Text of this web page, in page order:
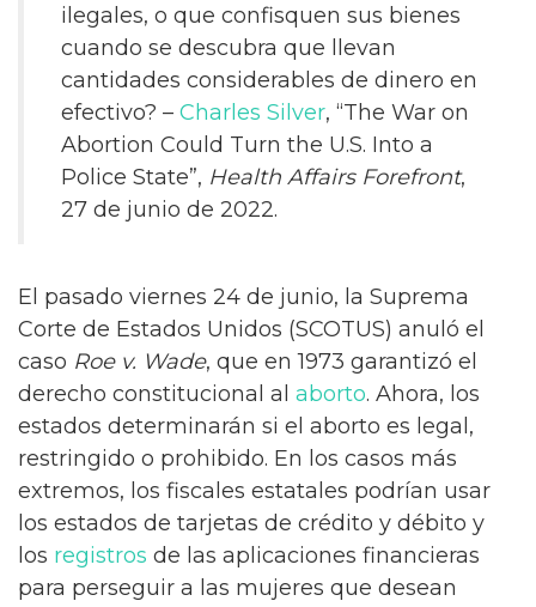
ilegales, o que confisquen sus bienes
cuando se descubra que llevan
cantidades considerables de dinero en
efectivo? – Charles Silver, “The War on
Abortion Could Turn the U.S. Into a
Police State”, Health Affairs Forefront,
27 de junio de 2022.
El pasado viernes 24 de junio, la Suprema
Corte de Estados Unidos (SCOTUS) anuló el
caso Roe v. Wade, que en 1973 garantizó el
derecho constitucional al aborto. Ahora, los
estados determinarán si el aborto es legal,
restringido o prohibido. En los casos más
extremos, los fiscales estatales podrían usar
los estados de tarjetas de crédito y débito y
los registros de las aplicaciones financieras
para perseguir a las mujeres que desean